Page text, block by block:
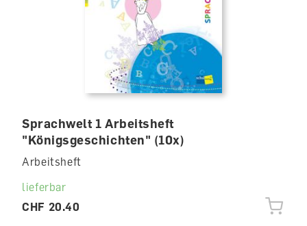
Sprachwelt 1 Arbeitsheft
"Königsgeschichten" (10x)
Arbeitsheft
lieferbar
CHF 20.40